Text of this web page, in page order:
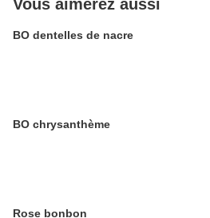
Vous aimerez aussi
BO dentelles de nacre
BO chrysanthème
Rose bonbon